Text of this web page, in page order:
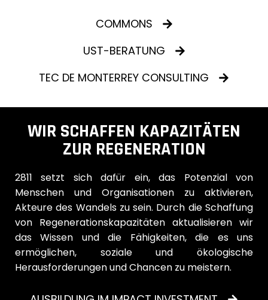
COMMONS
UST-BERATUNG
TEC DE MONTERREY CONSULTING
WIR SCHAFFEN KAPAZITÄTEN
ZUR REGENERATION
2811 setzt sich dafür ein, das Potenzial von
Menschen und Organisationen zu aktivieren,
Akteure des Wandels zu sein. Durch die Schaffung
von Regenerationskapazitäten aktualisieren wir
das Wissen und die Fähigkeiten, die es uns
ermöglichen, soziale und ökologische
Herausforderungen und Chancen zu meistern.